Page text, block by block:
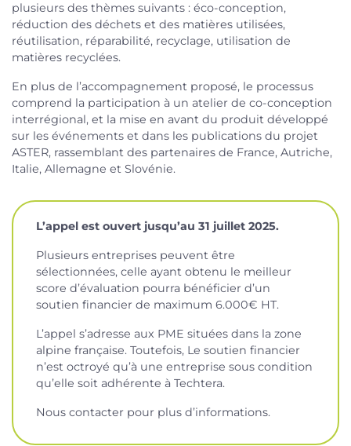
plusieurs des thèmes suivants : éco-conception,
réduction des déchets et des matières utilisées,
réutilisation, réparabilité, recyclage, utilisation de
matières recyclées.
En plus de l’accompagnement proposé, le processus
comprend la participation à un atelier de co-conception
interrégional, et la mise en avant du produit développé
sur les événements et dans les publications du projet
ASTER, rassemblant des partenaires de France, Autriche,
Italie, Allemagne et Slovénie.
L’appel est ouvert jusqu’au 31 juillet 2025.
Plusieurs entreprises peuvent être
sélectionnées, celle ayant obtenu le meilleur
score d’évaluation pourra bénéficier d’un
soutien financier de maximum 6.000€ HT.
L’appel s’adresse aux PME situées dans la zone
alpine française. Toutefois, Le soutien financier
n’est octroyé qu’à une entreprise sous condition
qu’elle soit adhérente à Techtera.
Nous contacter pour plus d’informations.